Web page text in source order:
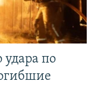
удара по